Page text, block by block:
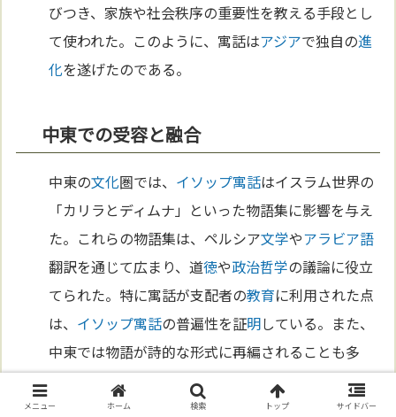
びつき、家族や社会秩序の重要性を教える手段とし
て使われた。このように、寓話はアジアで独自の進
化を遂げたのである。
中東での受容と融合
中東の文化圏では、 イソップ寓話はイスラム世界の
「カリラとディムナ」といった物語集に影響を与え
た。これらの物語集は、ペルシア文学やアラビア語
翻訳を通じて広まり、道徳や政治哲学の議論に役立
てられた。特に寓話が支配者の教育に利用された点
は、 イソップ寓話の普遍性を証明している。また、
中東では物語が詩的な形式に再編されることも多
く、寓話が新たな文化表現の形を生み出した。
メニュー ホーム 検索 トップ サイドバー